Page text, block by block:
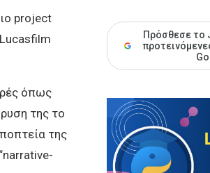
project
όπως
της το
της
Πρόσθεσε το